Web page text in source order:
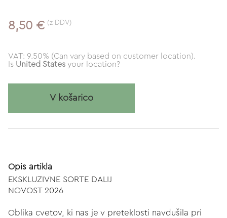
8,50 € (z DDV)
VAT: 9.50% (Can vary based on customer location).
Is United States your location?
V košarico
Opis artikla
EKSKLUZIVNE SORTE DALIJ
NOVOST 2026
Oblika cvetov, ki nas je v preteklosti navdušila pri